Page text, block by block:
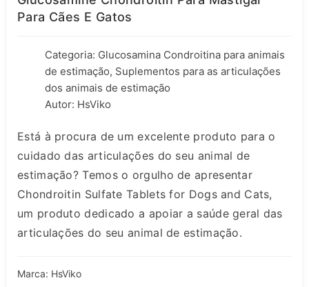
Para Cães E Gatos
Categoria: Glucosamina Condroitina para animais
de estimação, Suplementos para as articulações
dos animais de estimação
Autor: HsViko
Está à procura de um excelente produto para o
cuidado das articulações do seu animal de
estimação? Temos o orgulho de apresentar
Chondroitin Sulfate Tablets for Dogs and Cats,
um produto dedicado a apoiar a saúde geral das
articulações do seu animal de estimação.
Marca: HsViko